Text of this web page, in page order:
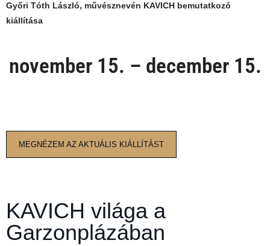
Győri Tóth László, művésznevén KAVICH bemutatkozó
kiállítása
november 15. – december 15.
MEGNÉZEM AZ AKTUÁLIS KIÁLLÍTÁST
KAVICH világa a
Garzonplázában